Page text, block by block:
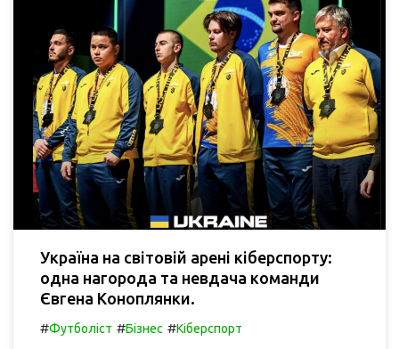
Україна на світовій арені кіберспорту:
одна нагорода та невдача команди
Євгена Коноплянки.
#Футболіст #Бізнес #Кіберспорт